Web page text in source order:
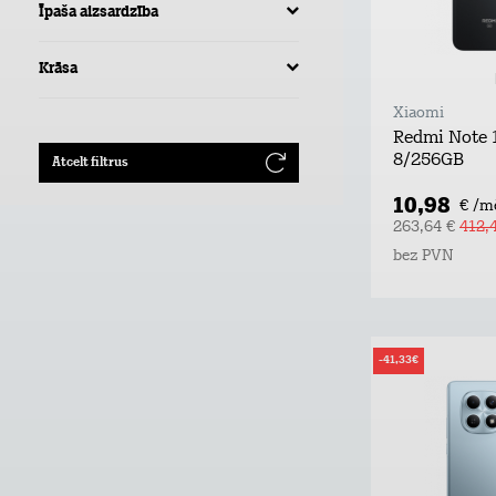
Īpaša aizsardzība
Krāsa
Atcelt filtrus
Xiaomi
Redmi Note
8/256GB
10,98 € /
263,64 €
bez PVN
-41,33€